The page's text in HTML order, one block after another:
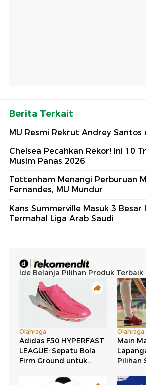
Berita Terkait
MU Resmi Rekrut Andrey Santos
Chelsea Pecahkan Rekor! Ini 10
Musim Panas 2026
Tottenham Menangi Perburuan
Fernandes, MU Mundur
Kans Summerville Masuk 3
Termahal Liga Arab Saudi